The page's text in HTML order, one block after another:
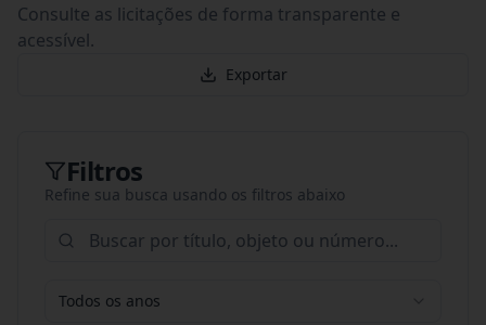
Consulte as licitações de forma transparente e
acessível.
Exportar
Filtros
Refine sua busca usando os filtros abaixo
Todos os anos